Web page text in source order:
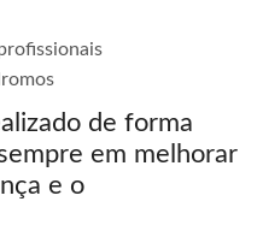
de forma
em melhorar
e o